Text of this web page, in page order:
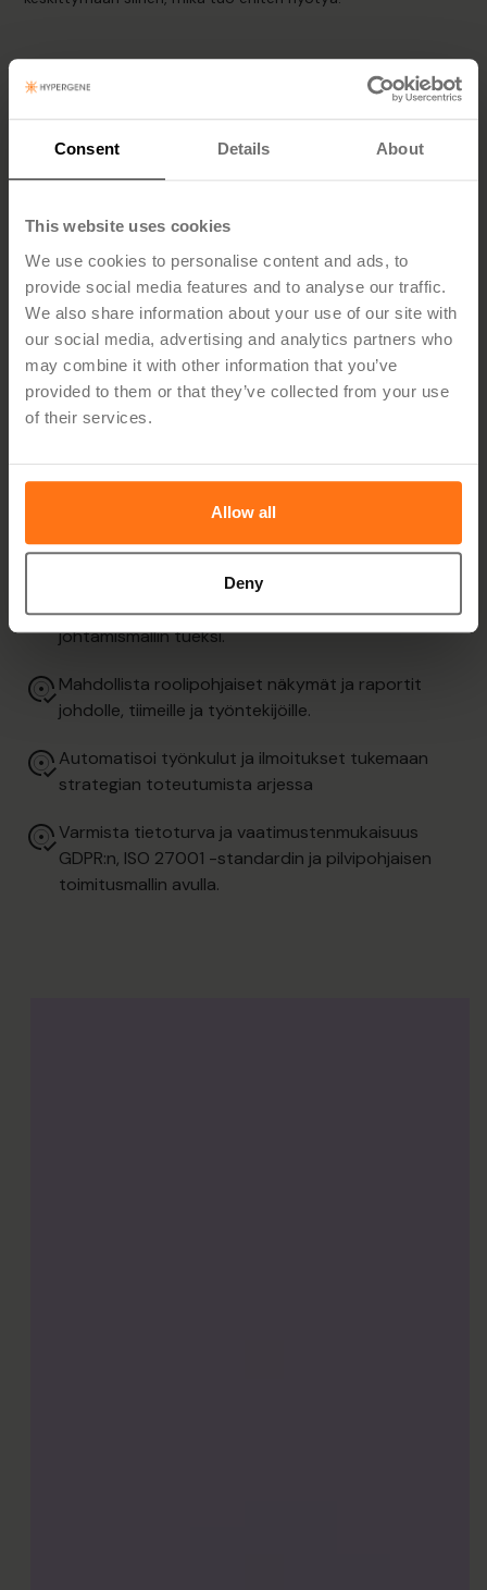
Consent Details About
This website uses cookies
We use cookies to personalise content and ads, to
provide social media features and to analyse our traffic.
We also share information about your use of our site with
our social media, advertising and analytics partners who
may combine it with other information that you’ve
provided to them or that they’ve collected from your use
of their services.
Allow all
Deny
Ominaisuuksien yleiskatsaus
Näytä kaikki tavoitteet, toimenpiteet ja linkitykset
yhdessä strategisessa salkussa.
Arvioi kehityskokonaisuuksia hyötyjen,
kustannusten ja vaikutusten perusteella ennuste-
ja analyysityökalujen tukemana.
Jäsennä strategia prosessin, tuotteen tai
kokonaiskuvan luomiseksi.
Seuraa etenemistä aikajanoilla ja näe, mikä on
Linkitä strategia projekteihin, riskeihin ja
compliance-kokonaisuuksiin yhtenäisen
johtamismallin tueksi.
Mahdollista roolipohjaiset näkymät ja raportit
johdolle, tiimeille ja työntekijöille.
Automatisoi työnkulut ja ilmoitukset tukemaan
strategian toteutumista arjessa
Varmista tietoturva ja vaatimustenmukaisuus
GDPR:n, ISO 27001 -standardin ja pilvipohjaisen
toimitusmallin avulla.